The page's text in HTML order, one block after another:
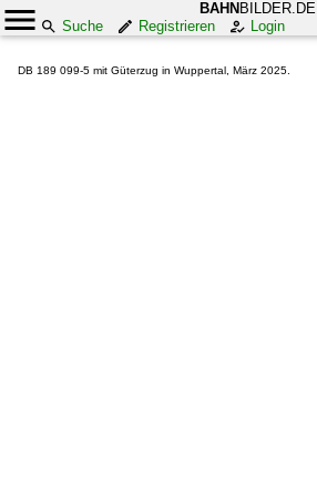
BAHN BILDER.DE
Suche
Registrieren Login
DB 189 099-5 mit Güterzug in Wuppertal, März 2025.